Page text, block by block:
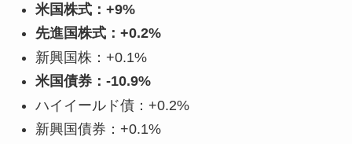
米国株式：+9%
先進国株式：+0.2%
新興国株：+0.1%
米国債券：-10.9%
ハイイールド債：+0.2%
新興国債券：+0.1%